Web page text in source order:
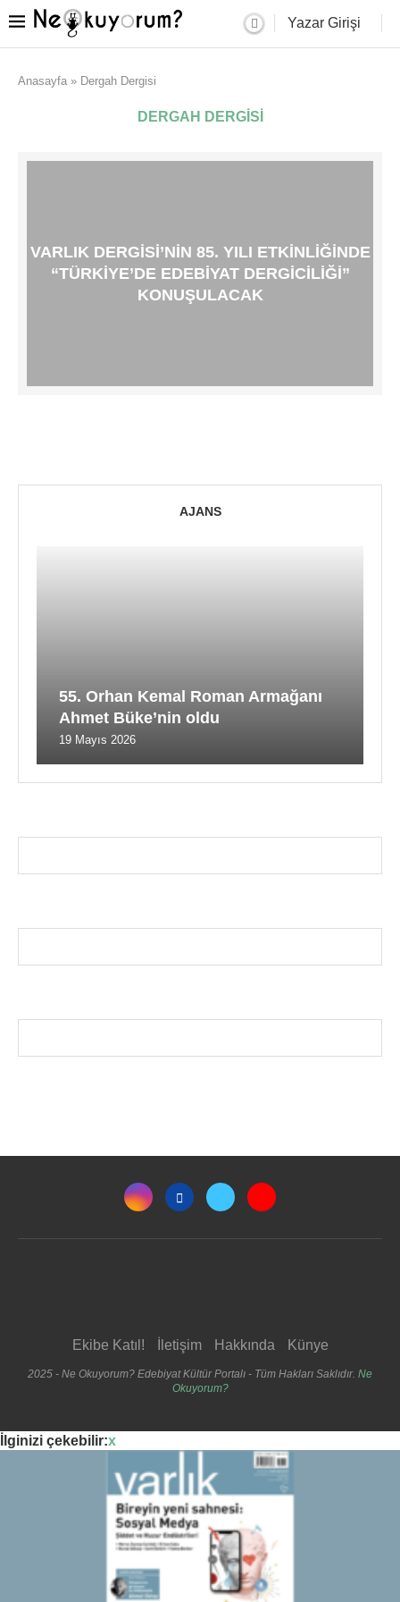
Yazar Girişi
Anasayfa » Dergah Dergisi
DERGAH DERGISI
VARLIK DERGISI’NIN 85. YILI ETKINLIĞINDE
“TÜRKIYE’DE EDEBIYAT DERGICILIĞI”
KONUŞULACAK
AJANS
55. Orhan Kemal Roman Armağanı
Ahmet Büke’nin oldu
19 Mayıs 2026
Ekibe Katıl! İletişim Hakkında Künye
2025 - Ne Okuyorum? Edebiyat Kültür Portalı - Tüm Hakları Saklıdır. Ne
Okuyorum?
İlginizi çekebilir:x